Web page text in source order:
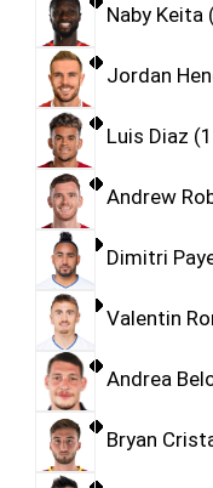
Naby Keita
Jordan
Luis Diaz
Andrew
Dimitri
Valentin
Andrea
Bryan